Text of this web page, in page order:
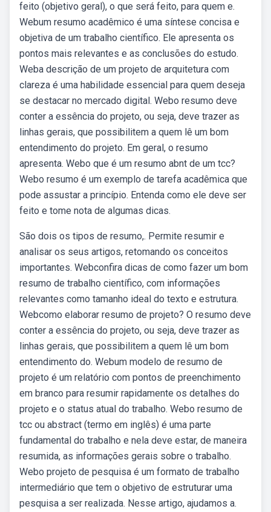
feito (objetivo geral), o que será feito, para quem e.
Webum resumo acadêmico é uma síntese concisa e
objetiva de um trabalho científico. Ele apresenta os
pontos mais relevantes e as conclusões do estudo.
Weba descrição de um projeto de arquitetura com
clareza é uma habilidade essencial para quem deseja
se destacar no mercado digital. Webo resumo deve
conter a essência do projeto, ou seja, deve trazer as
linhas gerais, que possibilitem a quem lê um bom
entendimento do projeto. Em geral, o resumo
apresenta. Webo que é um resumo abnt de um tcc?
Webo resumo é um exemplo de tarefa acadêmica que
pode assustar a princípio. Entenda como ele deve ser
feito e tome nota de algumas dicas.
São dois os tipos de resumo,. Permite resumir e
analisar os seus artigos, retomando os conceitos
importantes. Webconfira dicas de como fazer um bom
resumo de trabalho científico, com informações
relevantes como tamanho ideal do texto e estrutura.
Webcomo elaborar resumo de projeto? O resumo deve
conter a essência do projeto, ou seja, deve trazer as
linhas gerais, que possibilitem a quem lê um bom
entendimento do. Webum modelo de resumo de
projeto é um relatório com pontos de preenchimento
em branco para resumir rapidamente os detalhes do
projeto e o status atual do trabalho. Webo resumo de
tcc ou abstract (termo em inglês) é uma parte
fundamental do trabalho e nela deve estar, de maneira
resumida, as informações gerais sobre o trabalho.
Webo projeto de pesquisa é um formato de trabalho
intermediário que tem o objetivo de estruturar uma
pesquisa a ser realizada. Nesse artigo, ajudamos a.